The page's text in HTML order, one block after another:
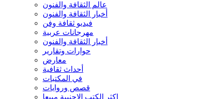
عالم الثقافة والفنون
أخبار الثقافة والفنون
فيديو ثقافة وفن
مهرجانات عربية
أخبار الثقافة والفنون
حوارات وتقارير
معارض
أحداث ثقافية
في المكتبات
قصص وروايات
اكثر الكتب الاجنبية مبيعا